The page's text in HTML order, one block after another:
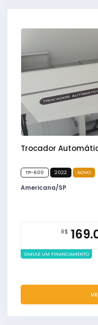
Trocador
TP-600 2022 NOVO
Americana/SP
R$
SIMULE UM FINANCIAMENTO